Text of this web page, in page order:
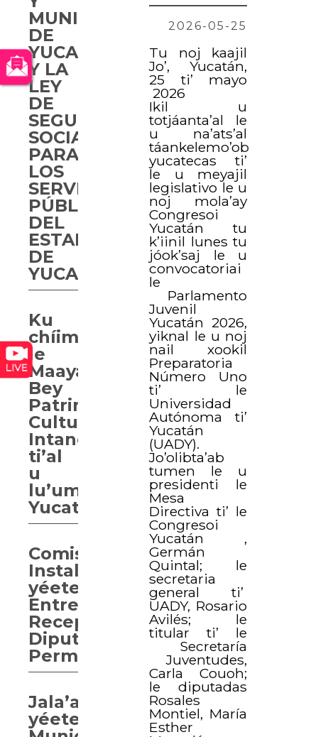
2026-05-25
Tu noj kaajil
Jo’, Yucatán,
25 ti’ mayo
2026
Ikil u
totjáanta’al le
u na’ats’al
táankelemo’ob
yucatecas ti’
le u meyajil
legislativo le u
noj mola’ay
Congresoi
Yucatán tu
k’iinil lunes tu
jóok’saj le u
convocatoriai
le
Parlamento
Juvenil
Yucatán 2026,
yiknal le u noj
nail xookil
Preparatoria
Número Uno
ti’ le
Universidad
Autónoma ti’
Yucatán
(UADY).
Jo’olibta’ab
tumen le u
presidenti le
Mesa
Directiva ti’ le
Congresoi
Yucatán ,
Germán
Quintal; le
secretaria
general ti’
UADY, Rosario
Avilés; le
titular ti’ le
Secretaría
Juventudes,
Carla Couoh;
le diputadas
Rosales
Montiel, María
Esther
MUNICIPIOS
DE
YUCATÁN,
Y LA
LEY
DE
SEGURIDAD
SOCIAL
PARA
LOS
SERVIDORES
PÚBLICOS
DEL
ESTADO
DE
YUCATÁN,
Ku
chíimpolta’al
le
Maayat’aan
Bey
Patrimonio
Cultural
Intangible
ti’al
u
lu’umil
Yucatán
Comisión
Instaladora
yéetel
Entrega
Recepción,
Diputación
Permanente
Jala’achil
yéetel